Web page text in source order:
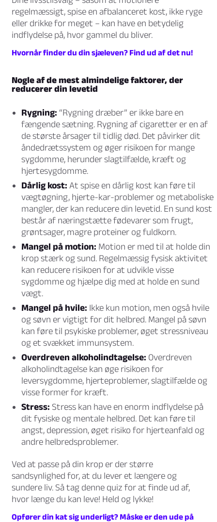
regelmæssigt, spise en afbalanceret kost, ikke ryge
eller drikke for meget – kan have en betydelig
indflydelse på, hvor gammel du bliver.
Hvornår finder du din sjæleven? Find ud af det nu!
Nogle af de mest almindelige faktorer, der
reducerer din levetid
Rygning: “Rygning dræber” er ikke bare en
fængende sætning. Rygning af cigaretter er en af
de største årsager til tidlig død. Det påvirker dit
åndedrætssystem og øger risikoen for mange
sygdomme, herunder slagtilfælde, kræft og
hjertesygdomme.
Dårlig kost: At spise en dårlig kost kan føre til
vægtøgning, hjerte-kar-problemer og metaboliske
mangler, der kan reducere din levetid. En sund kost
består af næringstætte fødevarer som frugt,
grøntsager, magre proteiner og fuldkorn.
Mangel på motion: Motion er med til at holde din
krop stærk og sund. Regelmæssig fysisk aktivitet
kan reducere risikoen for at udvikle visse
sygdomme og hjælpe dig med at holde en sund
vægt.
Mangel på hvile: Ikke kun motion, men også hvile
og søvn er vigtigt for dit helbred. Mangel på søvn
kan føre til psykiske problemer, øget stressniveau
og et svækket immunsystem.
Overdreven alkoholindtagelse: Overdreven
alkoholindtagelse kan øge risikoen for
leversygdomme, hjerteproblemer, slagtilfælde og
visse former for kræft.
Stress: Stress kan have en enorm indflydelse på
dit fysiske og mentale helbred. Det kan føre til
angst, depression, øget risiko for hjerteanfald og
andre helbredsproblemer.
Ved at passe på din krop er der større
sandsynlighed for, at du lever et længere og
sundere liv. Så tag denne quiz for at finde ud af,
hvor længe du kan leve! Held og lykke!
Opfører din kat sig underligt? Måske er den ude på